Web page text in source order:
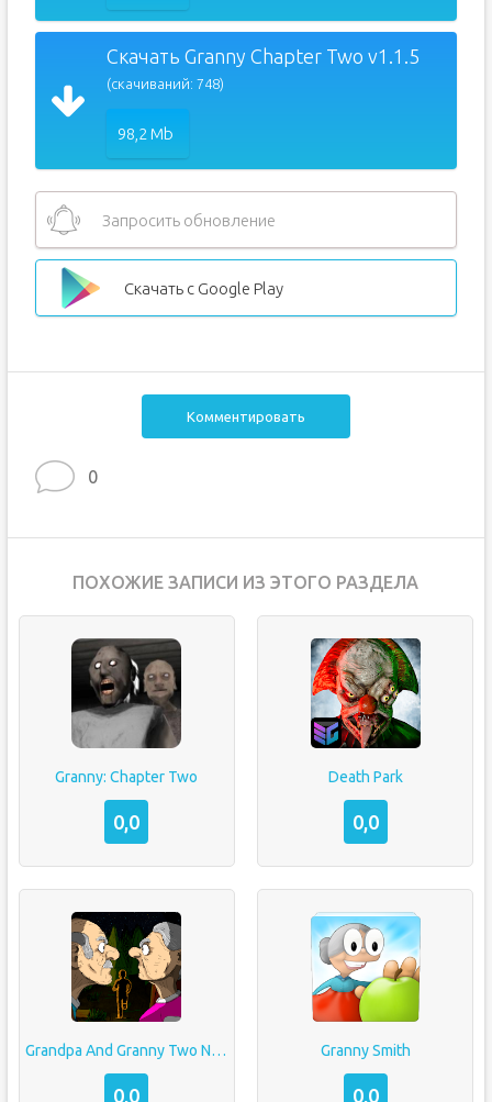
Скачать Granny Chapter Two v1.1.5
(скачиваний: 748)
98,2 Mb
Запросить обновление
Скачать с Google Play
Комментировать
0
ПОХОЖИЕ ЗАПИСИ ИЗ ЭТОГО РАЗДЕЛА
Granny: Chapter Two
0,0
Death Park
0,0
Grandpa And Granny Two Night Hunters
0,0
Granny Smith
0,0